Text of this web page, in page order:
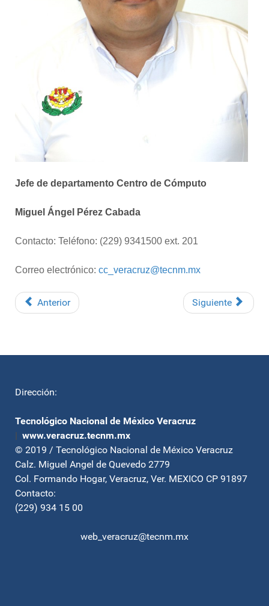
Jefe de departamento Centro de Cómputo
Miguel Ángel Pérez Cabada
Contacto: Teléfono: (229) 9341500 ext. 201
Correo electrónico: cc_veracruz@tecnm.mx
Anterior Siguiente
Dirección:
Tecnológico Nacional de México Veracruz
| www.veracruz.tecnm.mx
© 2019 / Tecnológico Nacional de México Veracruz
Calz. Miguel Angel de Quevedo 2779
Col. Formando Hogar, Veracruz, Ver. MEXICO CP 91897
Contacto:
(229) 934 15 00
web_veracruz@tecnm.mx